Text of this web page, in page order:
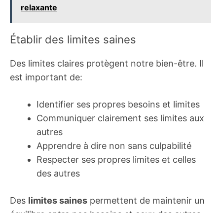
relaxante
Établir des limites saines
Des limites claires protègent notre bien-être. Il
est important de:
Identifier ses propres besoins et limites
Communiquer clairement ses limites aux
autres
Apprendre à dire non sans culpabilité
Respecter ses propres limites et celles
des autres
Des limites saines permettent de maintenir un